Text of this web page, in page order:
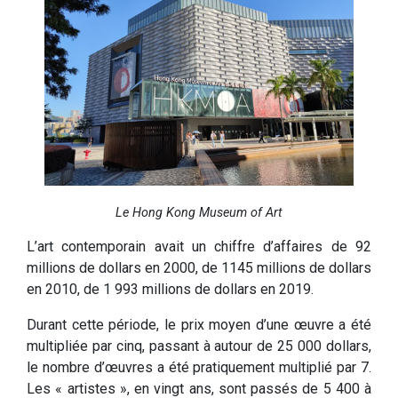
Le Hong Kong Museum of Art
L’art contemporain avait un chiffre d’affaires de 92
millions de dollars en 2000, de 1145 millions de dollars
en 2010, de 1 993 millions de dollars en 2019.
Durant cette période, le prix moyen d’une œuvre a été
multipliée par cinq, passant à autour de 25 000 dollars,
le nombre d’œuvres a été pratiquement multiplié par 7.
Les « artistes », en vingt ans, sont passés de 5 400 à